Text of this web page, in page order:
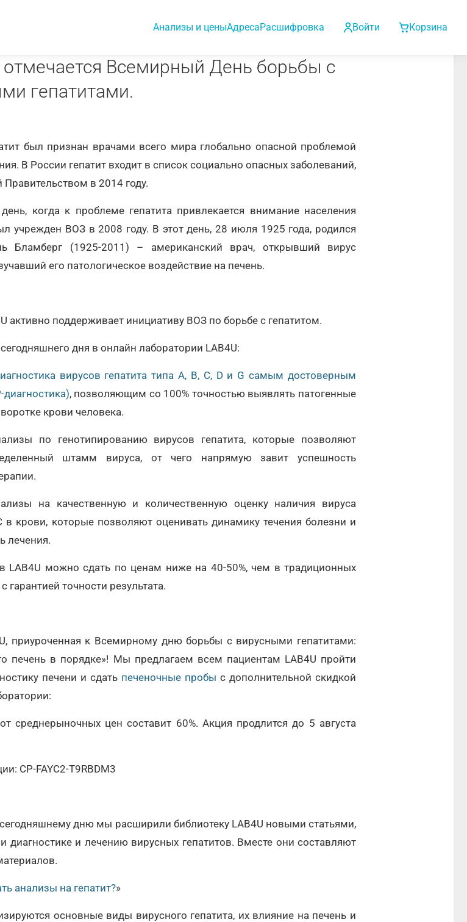
Анализы и ценыАдресаРасшифровка Войти Корзина
Всемирный День борьбы с
гепатитами.
был признан врачами всего мира глобально опасной проблемой
В России гепатит входит в список социально опасных заболеваний,
в 2014 году.
когда к проблеме гепатита привлекается внимание населения
учрежден ВОЗ в 2008 году. В этот день, 28 июля 1925 года, родился
Бламберг (1925-2011) – американский врач, открывший вирус
его патологическое воздействие на печень.
активно поддерживает инициативу ВОЗ по борьбе с гепатитом.
дня в онлайн лаборатории LAB4U:
вирусов гепатита типа А, В, С, D и G самым достоверным
, позволяющим со 100% точностью выявлять патогенные
крови человека.
по генотипированию вирусов гепатита, которые позволяют
штамм вируса, от чего напрямую завит успешность
на качественную и количественную оценку наличия вируса
в крови, которые позволяют оценивать динамику течения болезни и
лечения.
LAB4U можно сдать по ценам ниже на 40-50%, чем в традиционных
гарантией точности результата.
приуроченная к Всемирному дню борьбы с вирусными гепатитами:
печень в порядке»! Мы предлагаем всем пациентам LAB4U пройти
печени и сдать печеночные пробы с дополнительной скидкой
среднерыночных цен составит 60%. Акция продлится до 5 августа
CP-FAYC2-T9RBDM3
дню мы расширили библиотеку LAB4U новыми статьями,
диагностике и лечению вирусных гепатитов. Вместе они составляют
анализы на гепатит?»
основные виды вирусного гепатита, их влияние на печень и